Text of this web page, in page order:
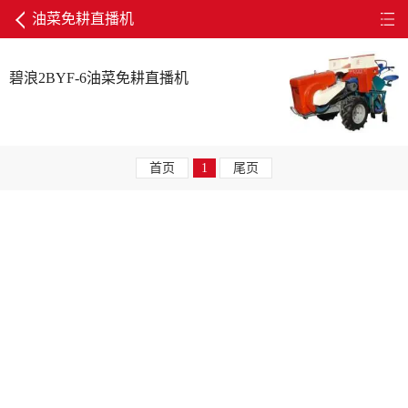
油菜免耕直播机
碧浪2BYF-6油菜免耕直播机
首页 1 尾页